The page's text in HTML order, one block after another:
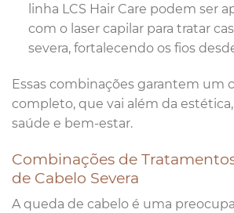
linha LCS Hair Care podem ser
com o laser capilar para tratar
severa, fortalecendo os fios
Essas combinações garantem um
completo, que vai além da
saúde e bem-estar.
Combinações de
de Cabelo Severa
A queda de cabelo é uma